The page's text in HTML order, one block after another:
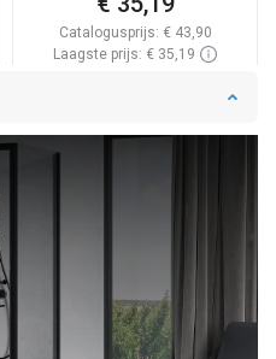
Catalogusprijs: € 43,90
Laagste prijs: € 35,19